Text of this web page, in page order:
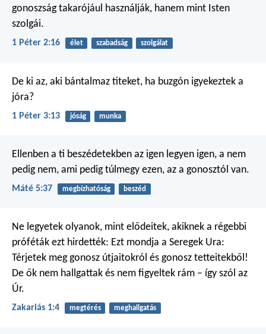
gonoszság takarójául használják, hanem mint Isten
szolgái.
1 Péter 2:16 élet szabadság szolgálat
De ki az, aki bántalmaz titeket, ha buzgón igyekeztek a
jóra?
1 Péter 3:13 jóság munka
Ellenben a ti beszédetekben az igen legyen igen, a nem
pedig nem, ami pedig túlmegy ezen, az a gonosztól van.
Máté 5:37 megbízhatóság beszéd
Ne legyetek olyanok, mint elődeitek, akiknek a régebbi
próféták ezt hirdették: Ezt mondja a Seregek Ura:
Térjetek meg gonosz útjaitokról és gonosz tetteitekből!
De ők nem hallgattak és nem figyeltek rám – így szól az
Úr.
Zakariás 1:4 megtérés meghallgatás